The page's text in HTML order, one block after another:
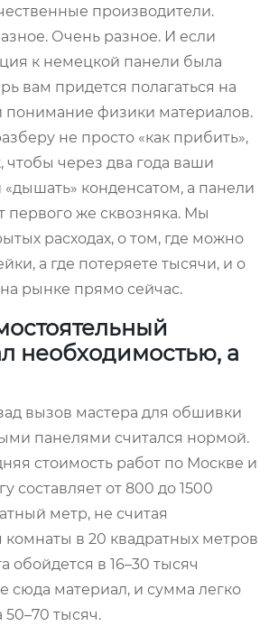
производители.
Очень разное. И если
к немецкой панели была
вам придется полагаться на
понимание физики материалов.
не просто «как прибить»,
чтобы через два года ваши
конденсатом, а панели
первого же сквозняка. Мы
расходах, о том, где можно
а где потеряете тысячи, и о
рынке прямо сейчас.
необходимостью, а
вызов мастера для обшивки
панелями считался нормой.
стоимость работ по Москве и
составляет от 800 до 1500
метр, не считая
комнаты в 20 квадратных метров
обойдется в 16–30 тысяч
сюда материал, и сумма легко
50–70 тысяч.